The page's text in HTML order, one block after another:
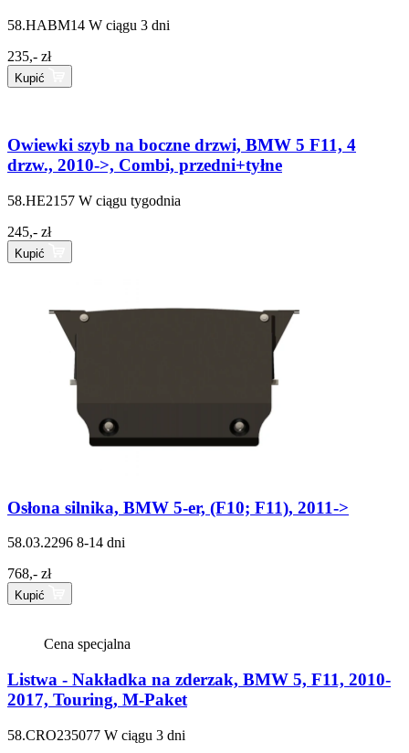
58.HABM14 W ciągu 3 dni
235,- zł
Kupić
Owiewki szyb na boczne drzwi, BMW 5 F11, 4
drzw., 2010->, Combi, przedni+tyłne
58.HE2157 W ciągu tygodnia
245,- zł
Kupić
Osłona silnika, BMW 5-er, (F10; F11), 2011->
58.03.2296 8-14 dni
768,- zł
Kupić
Cena specjalna
Listwa - Nakładka na zderzak, BMW 5, F11, 2010-
2017, Touring, M-Paket
58.CRO235077 W ciągu 3 dni